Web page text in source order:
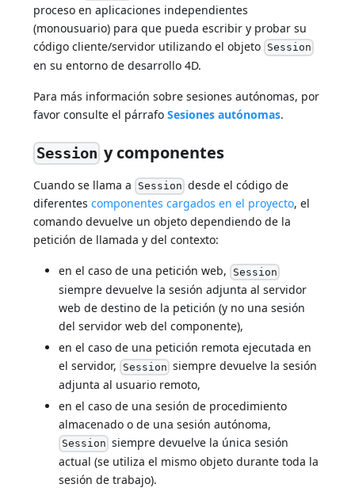
proceso en aplicaciones independientes
(monousuario) para que pueda escribir y probar su
código cliente/servidor utilizando el objeto Session
en su entorno de desarrollo 4D.
Para más información sobre sesiones autónomas, por
favor consulte el párrafoSesiones autónomas.
Sessiony componentes
Cuando se llama a Session desde el código de
diferentescomponentes cargados en el proyecto, el
comando devuelve un objeto dependiendo de la
petición de llamada y del contexto:
en el caso de una petición web, Session
siempre devuelve la sesión adjunta al servidor
web de destino de la petición (y no una sesión
del servidor web del componente),
en el caso de una petición remota ejecutada en
el servidor, Session siempre devuelve la sesión
adjunta al usuario remoto,
en el caso de una sesión de procedimiento
almacenado o de una sesión autónoma,
Session siempre devuelve la única sesión
actual (se utiliza el mismo objeto durante toda la
sesión de trabajo).